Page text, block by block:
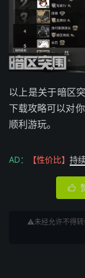
以上是关于暗区
下载攻略可以对
顺利游玩。
AD： 【性价比】 持

⚠️未经允许不得转